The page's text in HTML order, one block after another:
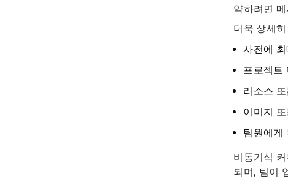
약하려면
더욱 상세
사전에
프로젝트
리소스
이미지
팀원에게
비동기식
되며, 팀이